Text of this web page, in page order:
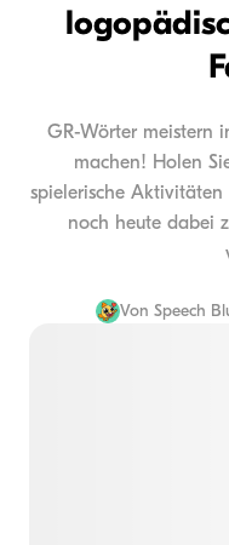
GR-Wörter meistern
machen! Holen
spielerische
noch heute dabei
Von Speech